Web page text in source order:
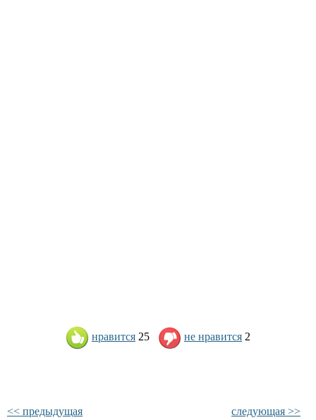
нравится 25 не нравится 2
<< предыдущая следующая >>